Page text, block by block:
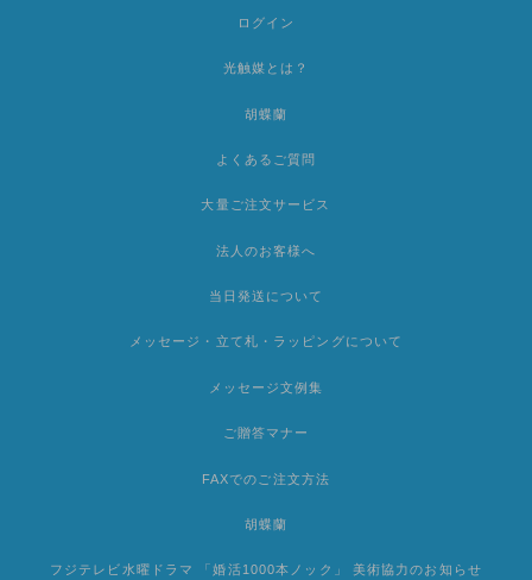
ログイン
光触媒とは？
胡蝶蘭
よくあるご質問
大量ご注文サービス
法人のお客様へ
当日発送について
メッセージ・立て札・ラッピングについて
メッセージ文例集
ご贈答マナー
FAXでのご注文方法
胡蝶蘭
フジテレビ水曜ドラマ 「婚活1000本ノック」 美術協力のお知らせ